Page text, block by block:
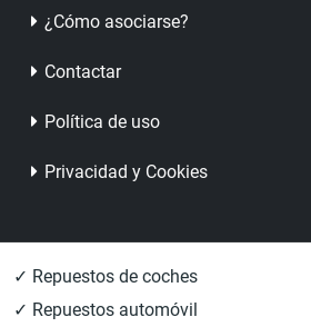
¿Cómo asociarse?
Contactar
Política de uso
Privacidad y Cookies
✓ Repuestos de coches
✓ Repuestos automóvil